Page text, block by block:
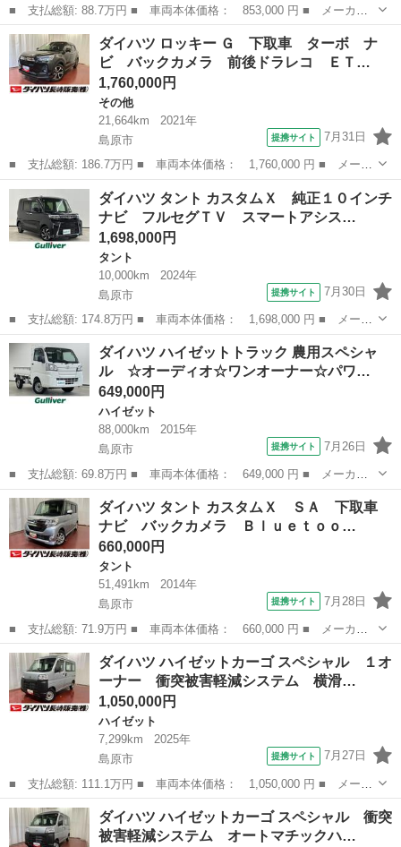
■ 支払総額: 88.7万円 ■ 車両本体価格： 853,000 円 ■ メーカー
名： ダイハツ ■ 車種名： ウェイク ■ グレード名： Ｇターボ
ＳＡＩＩＩ 社外７インチナビ／ＡＭ／ＦＭ／ 社外ＥＴＣ 両側パ
ワースライド...
長崎 島原市 ウェイク
ダイハツ ロッキー Ｇ 下取車 ターボ ナ
ビ バックカメラ 前後ドラレコ ＥＴ…
1,760,000円
その他
21,664km
2021年
島原市
提携サイト 7月31日
■ 支払総額: 186.7万円 ■ 車両本体価格： 1,760,000 円 ■ メーカ
ー名： ダイハツ ■ 車種名： ロッキー ■ グレード名： Ｇ 下
取車 ターボ ナビ バックカメラ 前後ドラレコ ＥＴＣ アダプ
ティブク...
長崎 島原市 その他
ダイハツ タント カスタムＸ 純正１０インチ
ナビ フルセグＴＶ スマートアシス…
1,698,000円
タント
10,000km
2024年
島原市
提携サイト 7月30日
■ 支払総額: 174.8万円 ■ 車両本体価格： 1,698,000 円 ■ メーカ
ー名： ダイハツ ■ 車種名： タント ■ グレード名： カスタム
Ｘ 純正１０インチナビ フルセグＴＶ スマートアシスト 全方位
カメラ ...
長崎 島原市 タント
ダイハツ ハイゼットトラック 農用スペシャ
ル ☆オーディオ☆ワンオーナー☆パワ…
649,000円
ハイゼット
88,000km
2015年
島原市
提携サイト 7月26日
■ 支払総額: 69.8万円 ■ 車両本体価格： 649,000 円 ■ メーカー
名： ダイハツ ■ 車種名： ハイゼットトラック ■ グレード
名： 農用スペシャル ☆オーディオ☆ワンオーナー☆パワーステア
リング☆４ＷＤ☆...
長崎 島原市 ハイゼット
ダイハツ タント カスタムＸ ＳＡ 下取車
ナビ バックカメラ Ｂｌｕｅｔｏｏ…
660,000円
タント
51,491km
2014年
島原市
提携サイト 7月28日
■ 支払総額: 71.9万円 ■ 車両本体価格： 660,000 円 ■ メーカー
名： ダイハツ ■ 車種名： タント ■ グレード名： カスタム
Ｘ ＳＡ 下取車 ナビ バックカメラ Ｂｌｕｅｔｏｏｔｈ ＥＴ
Ｃ スマートキ...
長崎 島原市 タント
ダイハツ ハイゼットカーゴ スペシャル １オ
ーナー 衝突被害軽減システム 横滑…
1,050,000円
ハイゼット
7,299km
2025年
島原市
提携サイト 7月27日
■ 支払総額: 111.1万円 ■ 車両本体価格： 1,050,000 円 ■ メーカ
ー名： ダイハツ ■ 車種名： ハイゼットカーゴ ■ グレード
名： スペシャル １オーナー 衝突被害軽減システム 横滑り防止
装置 オート...
長崎 島原市 ハイゼット
ダイハツ ハイゼットカーゴ スペシャル 衝突
被害軽減システム オートマチックハ…